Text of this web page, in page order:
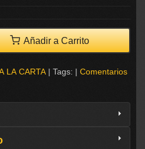
Añadir a Carrito
LA CARTA | Tags: | Comentarios